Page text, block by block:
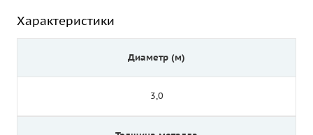
Характеристики
Диаметр (м)
3,0